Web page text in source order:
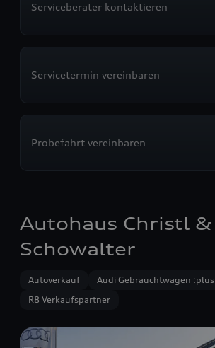
Serviceberater kontaktieren
Servicetermin vereinbaren
Probefahrt vereinbaren
Autohaus Christl &
Schowalter
Autoverkauf Audi Gebrauchtwagen :plus
R8 Verkaufspartner